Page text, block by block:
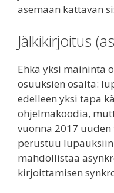
asemaan kattavan
Jälkikirjoitus
Ehkä yksi maininta
osuuksien osalta:
edelleen yksi tapa
ohjelmakoodia,
vuonna 2017 uuden
perustuu
mahdollistaa
kirjoittamisen